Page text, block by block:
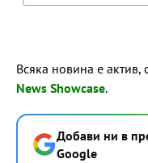
Всяка новина е актив,
News Showcase.
Добави ни в
Google